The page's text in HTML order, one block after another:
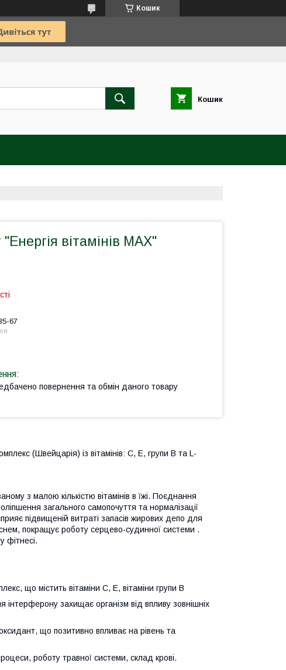
Кошик
Кошик
вітамінів MAX"
67
повернення та обмін даного товару
(Швейцарія) із вітамінів: С, Е, групи В та L-
з малою кількістю вітамінів в їжі. Поєднання
загального самопочуття та нормалізації
підвищеній витраті запасів жирових депо для
покращує роботу серцево-судинної системи .
фітнесі.
що містить вітаміни С, Е, вітаміни групи В
захищає організм від впливу зовнішніх
що позитивно впливає на рівень та
роботу травної системи, склад крові.